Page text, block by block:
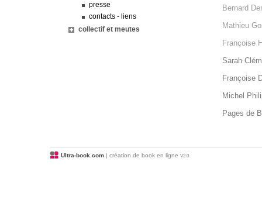
presse
contacts - liens
collectif et meutes
Bernard
Mathieu
Françoise
Sarah
Françoise
Michel
Pages de
Ultra-book.com| création de book en ligne V2.0